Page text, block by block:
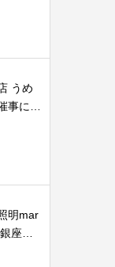
うめ
事に出
明mar
座